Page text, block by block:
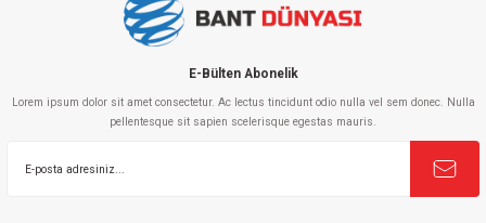
E-Bülten Abonelik
Lorem ipsum dolor sit amet consectetur. Ac lectus tincidunt odio nulla vel sem donec. Nulla
pellentesque sit sapien scelerisque egestas mauris.